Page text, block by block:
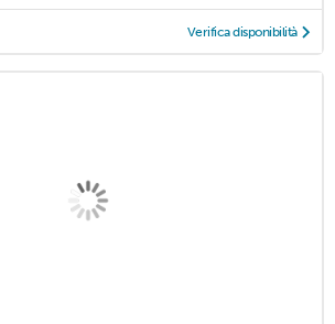
Verifica disponibilità